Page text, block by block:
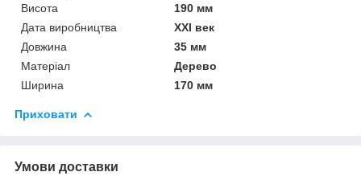
Висота
190 мм
Дата виробництва
XXI век
Довжина
35 мм
Матеріал
Дерево
Ширина
170 мм
Приховати
Умови доставки